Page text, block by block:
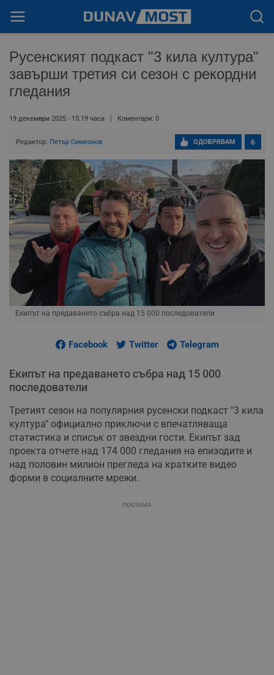
Русенският подкаст "3 кила култура"
завърши третия си сезон с рекордни
гледания
19 декември 2025 - 15:19 часа Коментари: 0
Редактор: Петър Симеонов 6
ОДОБРЯВАМ
Екипът на предаването събра над 15 000 последователи
Facebook Twitter Telegram
Екипът на предаването събра над 15 000
последователи
Третият сезон на популярния русенски подкаст "3 кила
култура" официално приключи с впечатляваща
статистика и списък от звездни гости. Екипът зад
проекта отчете над 174 000 гледания на епизодите и
над половин милион прегледа на кратките видео
форми в социалните мрежи.
РЕКЛАМА